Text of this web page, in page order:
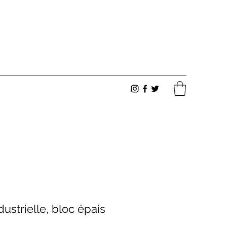
bloc épais